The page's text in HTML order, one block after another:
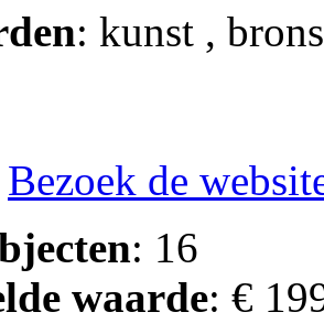
: kunst ,
Bezoek de
: 16
waarde: €